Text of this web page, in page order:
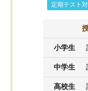
定期テスト
小学生
中学生
高校生